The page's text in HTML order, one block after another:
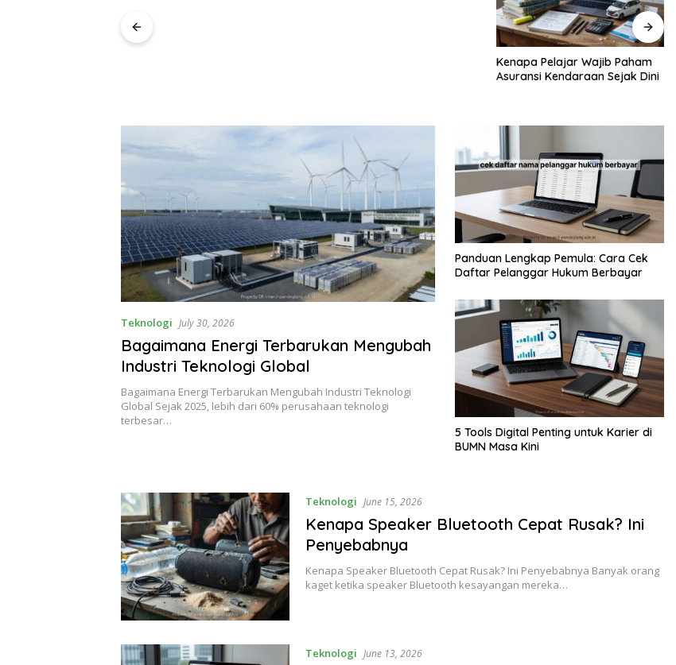
Kenapa Gamer Pro Selalu
Pakai Jam Tangan Terbaik?
Teknologi July 30, 2026
Bagaimana Energi Terbarukan Mengubah
Industri Teknologi Global
Bagaimana Energi Terbarukan Mengubah Industri Teknologi
Global Sejak 2025, lebih dari 60% perusahaan teknologi
terbesar…
Panduan Lengkap Pemula: Cara Cek
Daftar Pelanggar Hukum Berbayar
5 Tools Digital Penting untuk Karier di
BUMN Masa Kini
Teknologi June 15, 2026
Kenapa Speaker Bluetooth Cepat Rusak? Ini
Penyebabnya
Kenapa Speaker Bluetooth Cepat Rusak? Ini Penyebabnya Banyak orang
kaget ketika speaker Bluetooth kesayangan mereka…
Teknologi June 13, 2026